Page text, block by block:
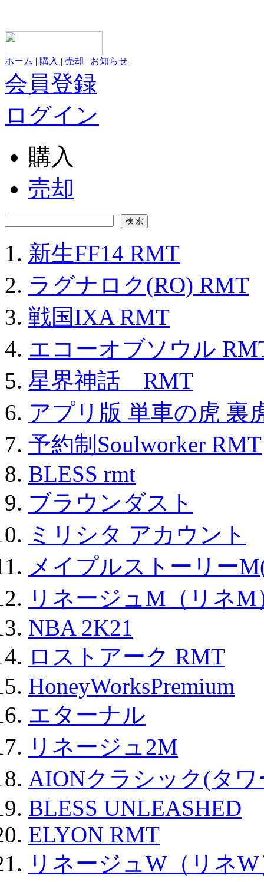
ホーム | 購入 | 売却 | お知らせ
会員登録
ログイン
購入
売却
新生FF14 RMT
ラグナロク(RO) RMT
戦国IXA RMT
エコーオブソウル
星界神話 RMT
アプリ版 単車の虎 裏
予約制Soulworker RMT
BLESS rmt
ブラウンダスト
ミリシタ アカウント
メイプルストーリー
リネージュM（リネM
NBA 2K21
ロストアーク RMT
HoneyWorksPremium
エターナル
リネージュ2M
AIONクラシック(タ
BLESS UNLEASHED
ELYON RMT
リネージュW（リネ